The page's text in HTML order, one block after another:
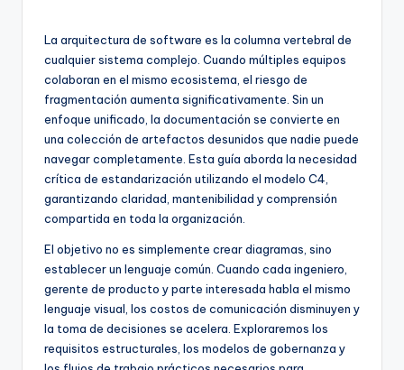
si
&
S
o
w
La arquitectura de software es la columna vertebral de
cualquier sistema complejo. Cuando múltiples equipos
colaboran en el mismo ecosistema, el riesgo de
fragmentación aumenta significativamente. Sin un
enfoque unificado, la documentación se convierte en
una colección de artefactos desunidos que nadie puede
navegar completamente. Esta guía aborda la necesidad
crítica de estandarización utilizando el modelo C4,
garantizando claridad, mantenibilidad y comprensión
compartida en toda la organización.
El objetivo no es simplemente crear diagramas, sino
establecer un lenguaje común. Cuando cada ingeniero,
gerente de producto y parte interesada habla el mismo
lenguaje visual, los costos de comunicación disminuyen y
la toma de decisiones se acelera. Exploraremos los
requisitos estructurales, los modelos de gobernanza y